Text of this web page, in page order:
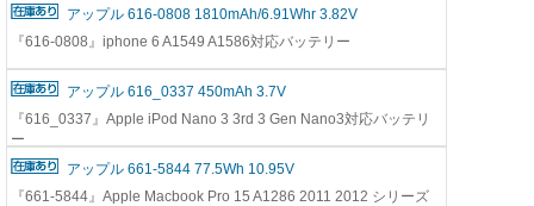
アップル 616-0808 1810mAh/6.91Whr 3.82V
『616-0808』iphone 6 A1549 A1586対応バッテリー
アップル 616_0337 450mAh 3.7V
『616_0337』Apple iPod Nano 3 3rd 3 Gen Nano3対応バッテリ
ー
アップル 661-5844 77.5Wh 10.95V
『661-5844』Apple Macbook Pro 15 A1286 2011 2012 シリーズ